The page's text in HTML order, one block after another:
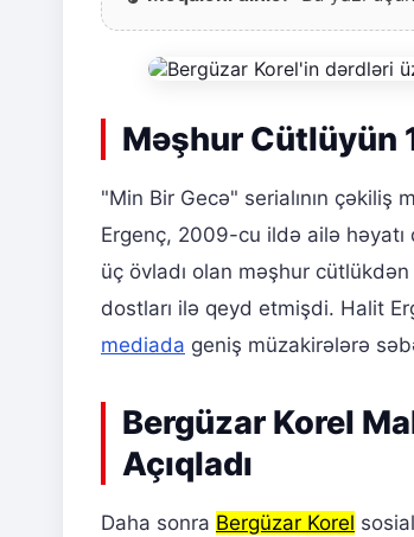
Məşhur Cütlüyün
"Min Bir Gecə" serialının çəkiliş
Ergenç, 2009-cu ildə ailə
üç övladı olan məşhur
dostları ilə qeyd etmişdi. Halit
mediada geniş müzakirələrə
Bergüzar Korel
Açıqladı
Daha sonra Bergüzar Korel